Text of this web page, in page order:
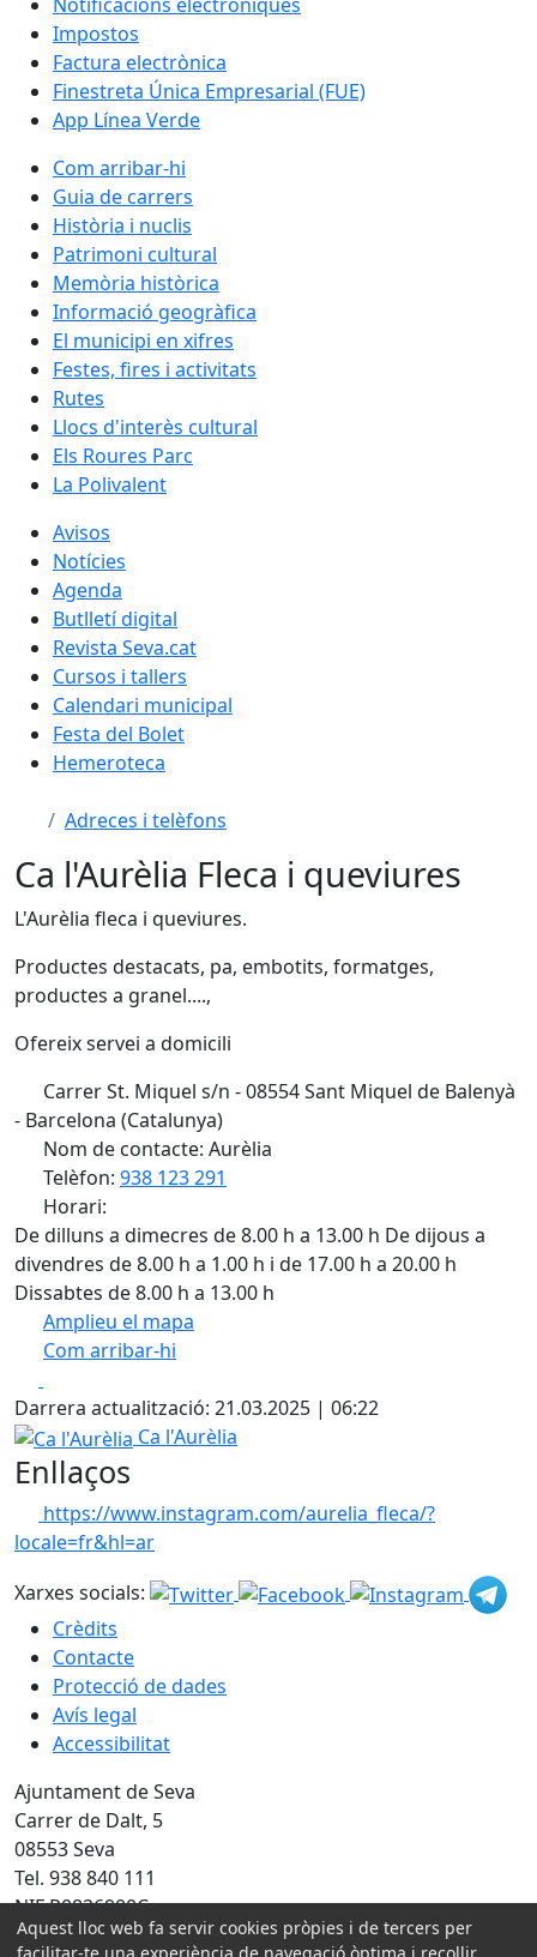
Impostos
Factura electrònica
Finestreta Única Empresarial (FUE)
App Línea Verde
Com arribar-hi
Guia de carrers
Història i nuclis
Patrimoni cultural
Memòria històrica
Informació geogràfica
El municipi en xifres
Festes, fires i activitats
Rutes
Llocs d'interès cultural
Els Roures Parc
La Polivalent
Avisos
Notícies
Agenda
Butlletí digital
Revista Seva.cat
Cursos i tallers
Calendari municipal
Festa del Bolet
Hemeroteca
Adreces i telèfons
Ca l'Aurèlia Fleca i queviures
L'Aurèlia fleca i queviures.
Productes destacats, pa, embotits, formatges,
productes a granel....,
Ofereix servei a domicili
Carrer St. Miquel s/n - 08554 Sant Miquel de Balenyà
- Barcelona (Catalunya)
Nom de contacte: Aurèlia
Telèfon: 938 123 291
Horari:
De dilluns a dimecres de 8.00 h a 13.00 h De dijous a
divendres de 8.00 h a 1.00 h i de 17.00 h a 20.00 h
Dissabtes de 8.00 h a 13.00 h
Amplieu el mapa
Com arribar-hi
+
−
Darrera actualització: 21.03.2025 | 06:22
Ca l'Aurèlia
Ca l'Aurèlia
Enllaços
https://www.instagram.com/aurelia_fleca/?
locale=fr&hl=ar
Xarxes socials:
Crèdits
Contacte
Protecció de dades
Avís legal
Accessibilitat
Ajuntament de Seva
Carrer de Dalt, 5
08553 Seva
Tel. 938 840 111
NIF P0826900C
Aquest lloc web fa servir cookies pròpies i de tercers per